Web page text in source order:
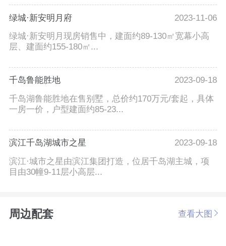
绿城·新安明月府
2023-11-06
绿城·新安明月现房销售中，建面约89-130㎡宽幕小高
层、建面约155-180㎡...
千岛鲁能胜地
2023-09-18
千岛湖鲁能胜地在售别墅，总价约170万元/套起，具体
一房一价，户型建面约85-23...
滨江千岛湖城市之星
2023-09-18
滨江·城市之星由滨江集团打造，位居千岛湖主城，项
目由30幢9-11层小高层...
周边配套 查看大图